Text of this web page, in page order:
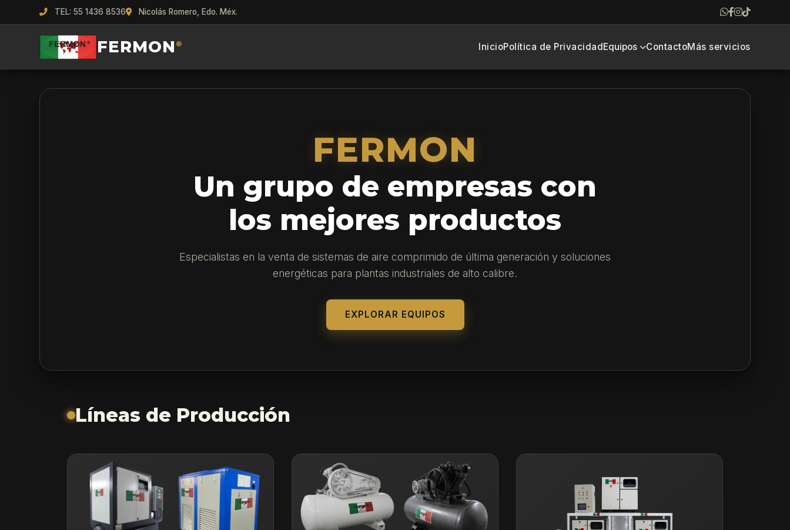
TEL: 55 1436 8536 Nicolás Romero, Edo. Méx.
FERMON ® InicioPolítica de PrivacidadEquipos ContactoMás servicios
FERMON
Un grupo de empresas con
los mejores productos
Especialistas en la venta de sistemas de aire comprimido de última generación y soluciones
energéticas para plantas industriales de alto calibre.
EXPLORAR EQUIPOS
Líneas de Producción